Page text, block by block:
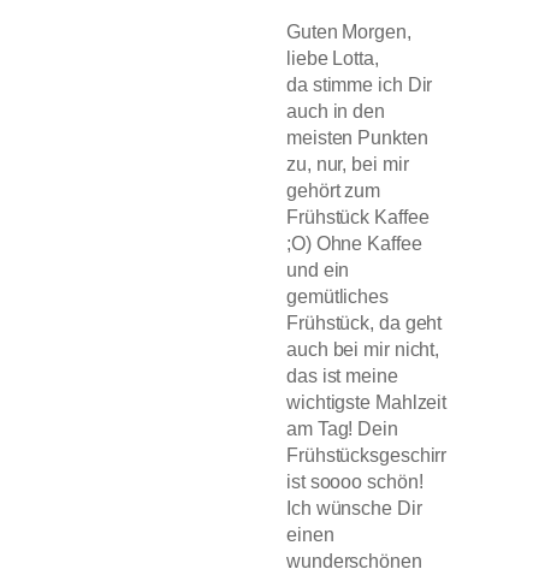
Guten Morgen,
liebe Lotta,
da stimme ich Dir
auch in den
meisten Punkten
zu, nur, bei mir
gehört zum
Frühstück Kaffee
;O) Ohne Kaffee
und ein
gemütliches
Frühstück, da geht
auch bei mir nicht,
das ist meine
wichtigste Mahlzeit
am Tag! Dein
Frühstücksgeschirr
ist soooo schön!
Ich wünsche Dir
einen
wunderschönen